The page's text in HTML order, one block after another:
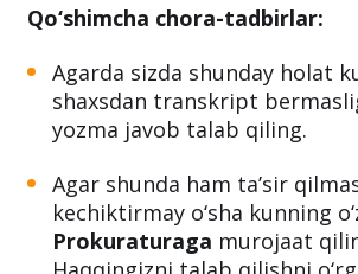
qila olmaysan" deb transkript
Qo‘shimcha chora-tadbirlar:
shaxsdan transkript
yozma javob talab qiling.
Agar shunda ham ta’sir